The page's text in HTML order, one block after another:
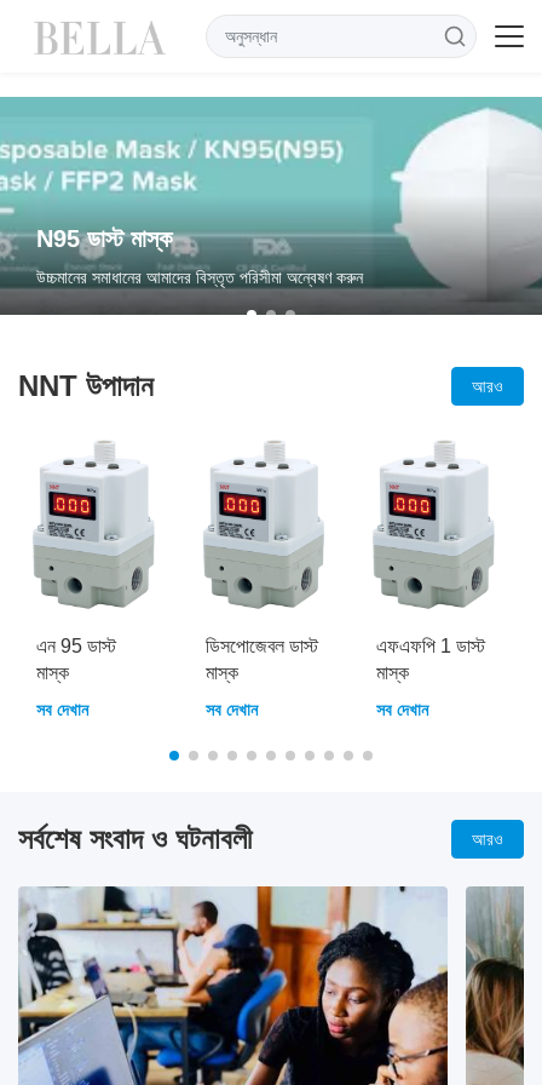
NNT উপাদান আরও
এন 95 ডাস্ট
মাস্ক
সব দেখান
ডিসপোজেবল ডাস্ট
মাস্ক
সব দেখান
এফএফপি 1 ডাস্ট
মাস্ক
সব দেখান
সর্বশেষ সংবাদ ও ঘটনাবলী আরও